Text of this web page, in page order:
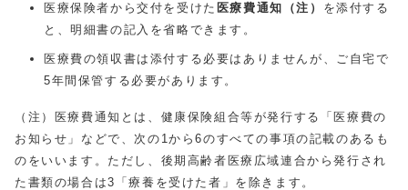
医療保険者から交付を受けた 医療費通知（注） を添付する
と、明細書の記入を省略できます。
医療費の領収書は添付する必要はありませんが、ご自宅で
5年間保管する必要があります。
（注）医療費通知とは、健康保険組合等が発行する「医療費の
お知らせ」などで、次の1から6のすべての事項の記載のあるも
のをいいます。ただし、後期高齢者医療広域連合から発行され
た書類の場合は3「療養を受けた者」を除きます。